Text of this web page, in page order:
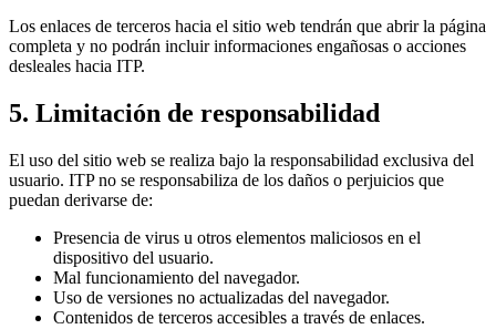
Los enlaces de terceros hacia el sitio web tendrán que abrir la página
completa y no podrán incluir informaciones engañosas o acciones
desleales hacia ITP.
5. Limitación de responsabilidad
El uso del sitio web se realiza bajo la responsabilidad exclusiva del
usuario. ITP no se responsabiliza de los daños o perjuicios que
puedan derivarse de:
Presencia de virus u otros elementos maliciosos en el
dispositivo del usuario.
Mal funcionamiento del navegador.
Uso de versiones no actualizadas del navegador.
Contenidos de terceros accesibles a través de enlaces.